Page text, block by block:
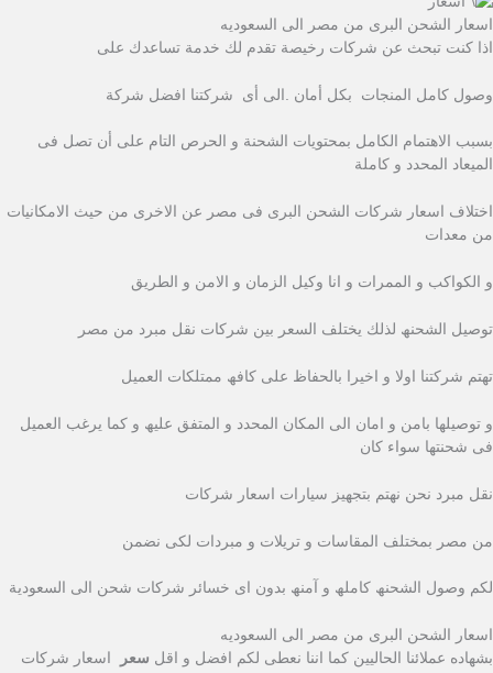
اسعار الشحن البرى من مصر الى السعوديه
اذا كنت تبحث عن شركات رخیصة تقدم لك خدمة تساعدك على
وصول كامل المنجات بكل أمان .الى أى شركتنا افضل شركة
بسبب الاھتمام الكامل بمحتویات الشحنة و الحرص التام على أن تصل فى
المیعاد المحدد و كاملة
اختلاف اسعار شركات الشحن البرى فى مصر عن الاخرى من حیث الامكانیات
من معدات
و الكواكب و الممرات و انا وكيل الزمان و الامن و الطريق
توصیل الشحنھ لذلك یختلف السعر بین شركات نقل مبرد من مصر
تھتم شركتنا اولا و اخیرا بالحفاظ على كافھ ممتلكات العمیل
و توصیلھا بامن و امان الى المكان المحدد و المتفق علیھ و كما یرغب العمیل
فى شحنتھا سواء كان
نقل مبرد نحن نھتم بتجھیز سیارات اسعار شركات
من مصر بمختلف المقاسات و تریلات و مبردات لكى نضمن
لكم وصول الشحنھ كاملھ و آمنھ بدون اى خسائر شركات شحن الى السعودية
اسعار الشحن البرى من مصر الى السعوديه
بشھاده عملائنا الحالیین كما اننا نعطى لكم افضل و اقل سعر اسعار شركات